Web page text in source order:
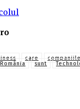
care companiile
România sunt